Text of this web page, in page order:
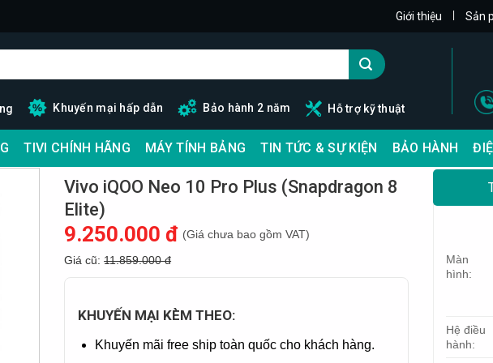
Giới thiệu Sản
Khuyến mại hấp dẫn Bảo hành 2 năm Hỗ trợ kỹ thuật
TIVI CHÍNH HÃNG MÁY TÍNH BẢNG TIN TỨC & SỰ KIỆN BẢO HÀNH
Vivo iQOO Neo 10 Pro Plus (Snapdragon 8
Elite)
9.250.000 đ (Giá chưa bao gồm VAT)
Giá cũ:11.859.000 đ
KHUYẾN MẠI KÈM THEO:
Khuyến mãi free ship toàn quốc cho khách hàng.
Màn
hình:
Hệ điều
hành: